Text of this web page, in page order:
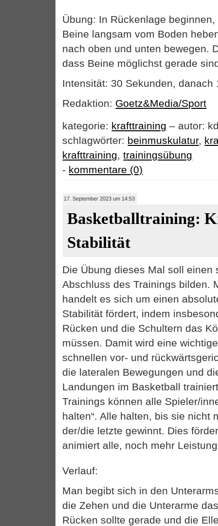
Übung: In Rückenlage
Beine langsam vom Boden
nach oben und unten bewegen.
dass Beine möglichst gerade
Intensität: 30 Sekunden, danach
Redaktion: Goetz&Media/Sport
kategorie: krafttraining – autor:
schlagwörter: beinmuskulatur,
krafttraining,trainingsübung
- kommentare (0)
17. September 2023 um 14:53
Basketballtraining:
Stabilität
Die Übung dieses Mal soll einen
Abschluss des Trainings bilden.
handelt es sich um einen
Stabilität fördert, indem
Rücken und die Schultern das
müssen. Damit wird eine
schnellen vor- und
die lateralen Bewegungen und
Landungen im Basketball
Trainings können alle Spieler/
halten“. Alle halten, bis sie nicht
der/die letzte gewinnt. Dies
animiert alle, noch mehr
Verlauf:
Man begibt sich in den
die Zehen und die Unterarme
Rücken sollte gerade und die